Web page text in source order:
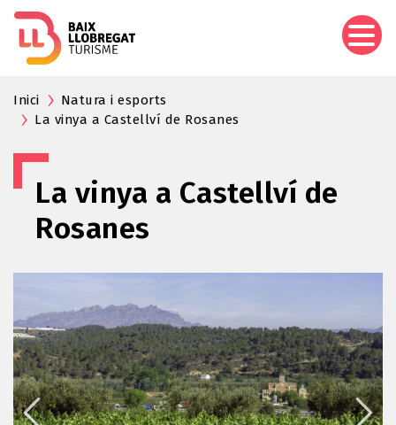
Inici
Natura i esports
La vinya a Castellví de Rosanes
La vinya a Castellví de
Rosanes